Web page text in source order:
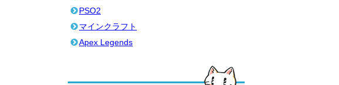
PSO2
マインクラフト
Apex Legends